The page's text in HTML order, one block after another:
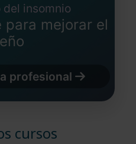
insomnio
para mejorar el
profesional
cursos